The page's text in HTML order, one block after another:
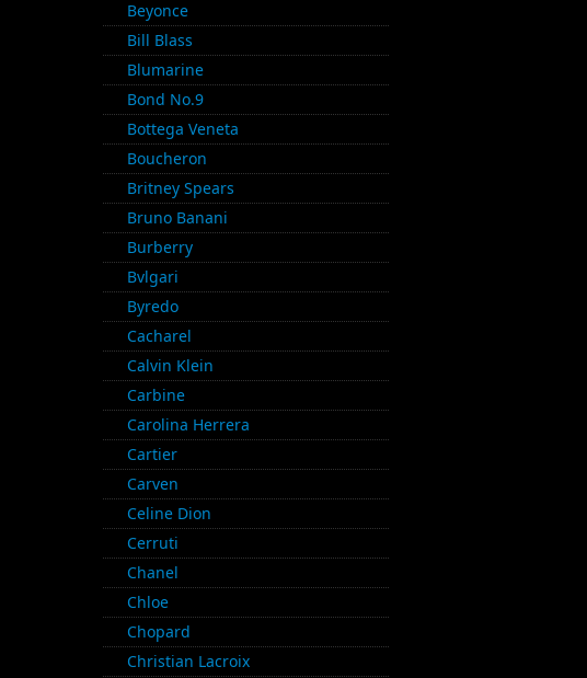
Beyonce
Bill Blass
Blumarine
Bond No.9
Bottega Veneta
Boucheron
Britney Spears
Bruno Banani
Burberry
Bvlgari
Byredo
Cacharel
Calvin Klein
Carbine
Carolina Herrera
Cartier
Carven
Celine Dion
Cerruti
Chanel
Chloe
Chopard
Christian Lacroix